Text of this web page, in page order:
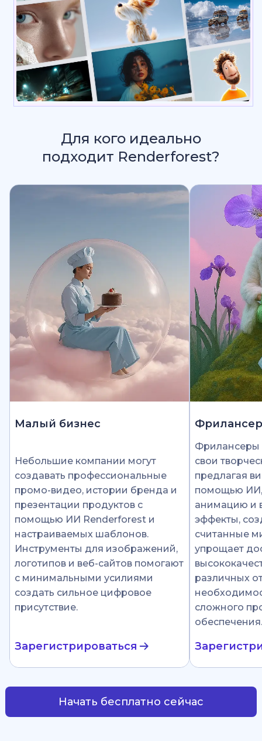
Для кого идеально
подходит Renderforest?
Малый бизнес
Небольшие компании могут
создавать профессиональные
промо-видео, истории бренда и
презентации продуктов с
помощью ИИ Renderforest и
настраиваемых шаблонов.
Инструменты для изображений,
логотипов и веб-сайтов помогают
с минимальными усилиями
создать сильное цифровое
присутствие.
Зарегистрироваться
Фрилансеры
свои
предлагая
помощью
анимацию и
эффекты,
считанные
упрощает
различных
сложного
обеспечения.
Начать бесплатно сейчас